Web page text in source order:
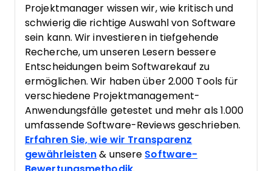
Projektmanager wissen wir, wie kritisch und
schwierig die richtige Auswahl von Software
sein kann. Wir investieren in tiefgehende
Recherche, um unseren Lesern bessere
Entscheidungen beim Softwarekauf zu
ermöglichen. Wir haben über 2.000 Tools für
verschiedene Projektmanagement-
Anwendungsfälle getestet und mehr als 1.000
umfassende Software-Reviews geschrieben.
Erfahren Sie, wie wir Transparenz
gewährleisten & unsere Software-
Bewertungsmethodik.